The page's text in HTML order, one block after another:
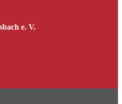
e. V.